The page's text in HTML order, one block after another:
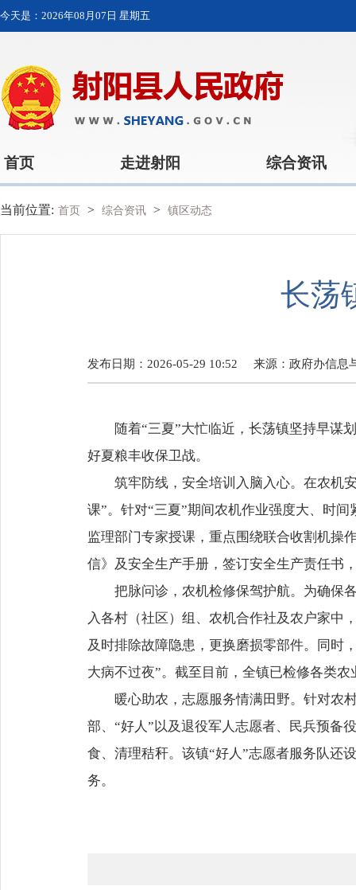
今天是： 2026年08月07日 星期五
首页 走进射阳 综合资讯
当前位置: 首页 > 综合资讯 > 镇区动态
长荡
发布日期：2026-05-29 10:52 来源： 政府办信息
随着“三夏”大忙临近，长荡镇坚持早谋划
好夏粮丰收保卫战。
筑牢防线，安全培训入脑入心。在农机安
课”。针对“三夏”期间农机作业强度大、时
监理部门专家授课，重点围绕联合收割机操
信》及安全生产手册，签订安全生产责任书
把脉问诊，农机检修保驾护航。为确保各
入各村（社区）组、农机合作社及农户家中
及时排除故障隐患，更换磨损零部件。同时
大病不过夜”。截至目前，全镇已检修各类
暖心助农，志愿服务情满田野。针对农村
部、“好人”以及退役军人志愿者、民兵预备
食、清理秸秆。该镇“好人”志愿者服务队还
务。